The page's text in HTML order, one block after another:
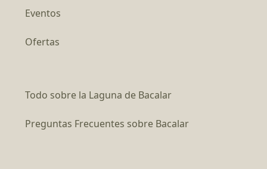
Eventos
Ofertas
Todo sobre la Laguna de Bacalar
Preguntas Frecuentes sobre Bacalar